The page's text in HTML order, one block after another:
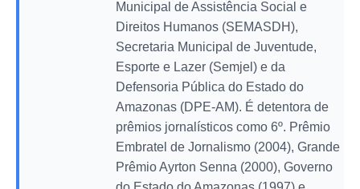
Municipal de Assistência Social e
Direitos Humanos (SEMASDH),
Secretaria Municipal de Juventude,
Esporte e Lazer (Semjel) e da
Defensoria Pública do Estado do
Amazonas (DPE-AM). É detentora de
prêmios jornalísticos como 6º. Prêmio
Embratel de Jornalismo (2004), Grande
Prêmio Ayrton Senna (2000), Governo